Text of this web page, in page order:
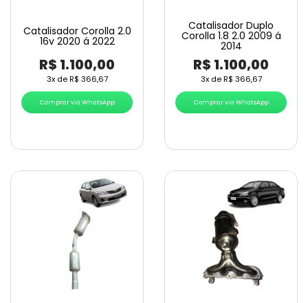
Catalisador Corolla 2.0
16v 2020 á 2022
R$ 1.100,00
3x deR$ 366,67
Comprar via WhatsApp
Catalisador Duplo
Corolla 1.8 2.0 2009 á
2014
R$ 1.100,00
3x deR$ 366,67
Comprar via WhatsApp